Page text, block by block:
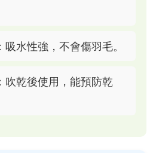
水性強，不會傷羽毛。
吹乾後使用，能預防乾